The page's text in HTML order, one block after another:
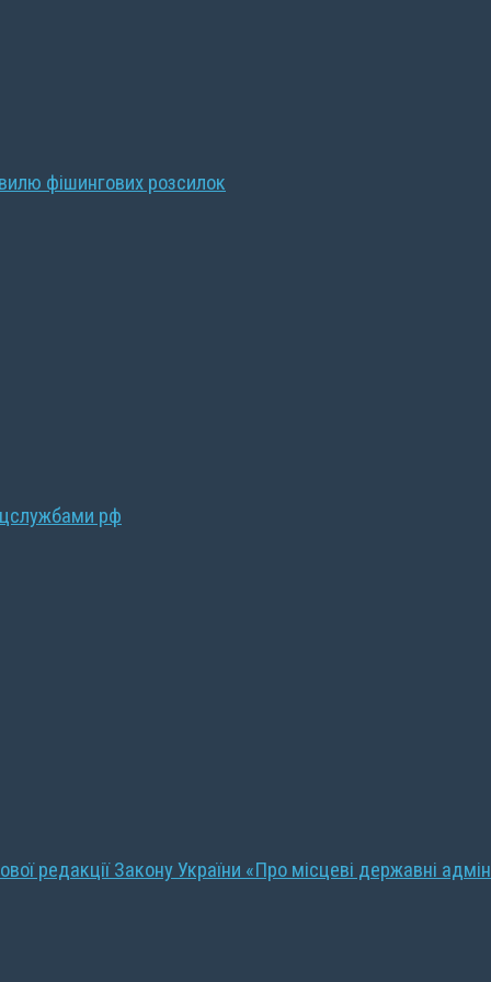
фішингових розсилок
рф
редакції Закону України «Про місцеві державні